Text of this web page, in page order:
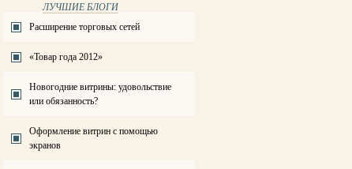
ЛУЧШИЕ БЛОГИ
Расширение торговых сетей
«Товар года 2012»
Новогодние витрины: удовольствие
или обязанность?
Оформление витрин с помощью
экранов